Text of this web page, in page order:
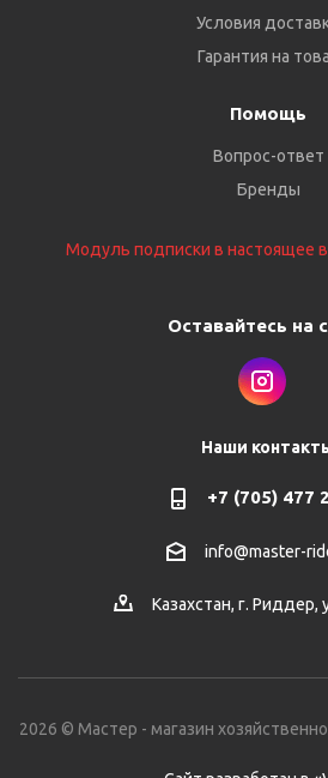
Условия
Гарантия на
Помощь
Вопрос-ответ
Бренды
Модуль подписки в настоящее
Оставайтесь на
Наши
+7 (705) 477
info@master-
Казахстан, г. Риддер,
2026 © Мастер - магазин